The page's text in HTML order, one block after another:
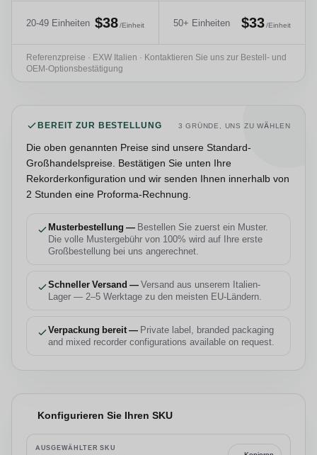
20-49 Einheiten $38/Einheit 50+ Einheiten $33/Einheit
Referenzpreise · EXW Italien · Kontaktieren Sie uns zur Bestell- und
OEM-Optionsbestätigung
BEREIT ZUR BESTELLUNG 3 GRÜNDE, UNS ZU WÄHLEN
Die oben genannten Preise sind unsere Standard-
Großhandelspreise. Bestätigen Sie unten Ihre
Rekorderkonfiguration und wir senden Ihnen innerhalb von
2 Stunden eine Proforma-Rechnung.
Musterbestellung — Bestellen Sie zuerst ein Muster.
Die volle Mustergebühr von 100% wird auf Ihre erste
Großbestellung bei uns angerechnet.
Schneller Versand —Versand aus unserem Italien-
Lager — 2–5 Werktage zu den meisten EU-Ländern.
Verpackung bereit — Private label, branded packaging
and mixed recorder configurations available on request.
Konfigurieren Sie Ihren SKU
AUSGEWÄHLTER SKU